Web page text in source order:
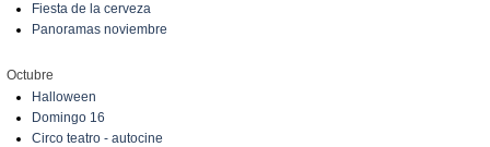
Fiesta de la cerveza
Panoramas noviembre
Octubre
Halloween
Domingo 16
Circo teatro - autocine